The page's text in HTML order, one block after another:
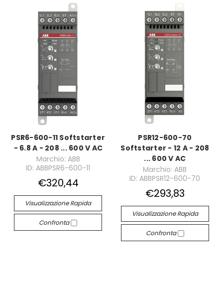
PSR6-600-11 Softstarter
- 6.8 A - 208 ... 600 V AC
Marchio: ABB
ID: ABBPSR6-600-11
€320,44
Visualizzazione Rapida
Confronta
PSR12-600-70
Softstarter - 12 A - 208
... 600 V AC
Marchio: ABB
ID: ABBPSR12-600-70
€293,83
Visualizzazione Rapida
Confronta